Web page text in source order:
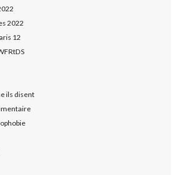
2022
12
ils disent